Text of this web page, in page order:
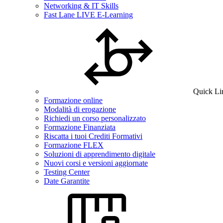
Networking & IT Skills
Fast Lane LIVE E-Learning
Quick
Formazione online
Modalità di erogazione
Richiedi un corso personalizzato
Formazione Finanziata
Riscatta i tuoi Crediti Formativi
Formazione FLEX
Soluzioni di apprendimento digitale
Nuovi corsi e versioni aggiornate
Testing Center
Date Garantite